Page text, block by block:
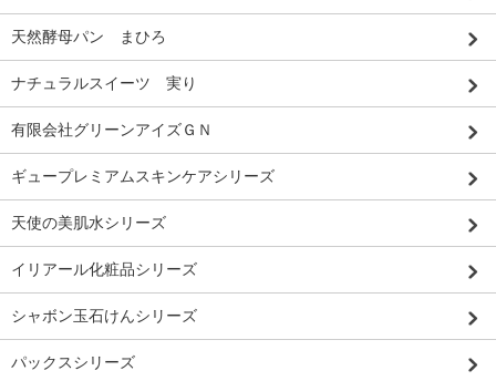
天然酵母パン まひろ
ナチュラルスイーツ 実り
有限会社グリーンアイズＧＮ
ギュープレミアムスキンケアシリーズ
天使の美肌水シリーズ
イリアール化粧品シリーズ
シャボン玉石けんシリーズ
パックスシリーズ